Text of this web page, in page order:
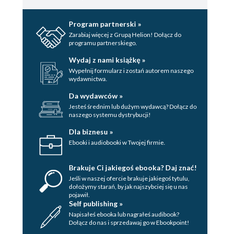
Program partnerski »
Zarabiaj więcej z Grupą Helion! Dołącz do
programu partnerskiego.
Wydaj z nami książkę »
Wypełnij formularz i zostań autorem naszego
wydawnictwa.
Da wydawców »
Jesteś średnim lub dużym wydawcą? Dołącz do
naszego systemu dystrybucji!
Dla biznesu »
Ebooki i audiobooki w Twojej firmie.
Brakuje Ci jakiegoś ebooka? Daj znać!
Jeśli w naszej ofercie brakuje jakiegoś tytulu,
dołożymy starań, by jak najszybciej się u nas
pojawił.
Self publishing »
Napisałeś ebooka lub nagrałeś audibook?
Dołącz do nas i sprzedawaj go w Ebookpoint!